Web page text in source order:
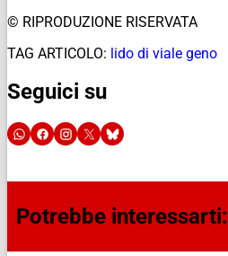
© RIPRODUZIONE RISERVATA
TAG ARTICOLO: lido di viale geno
Seguici su
Potrebbe interessarti: